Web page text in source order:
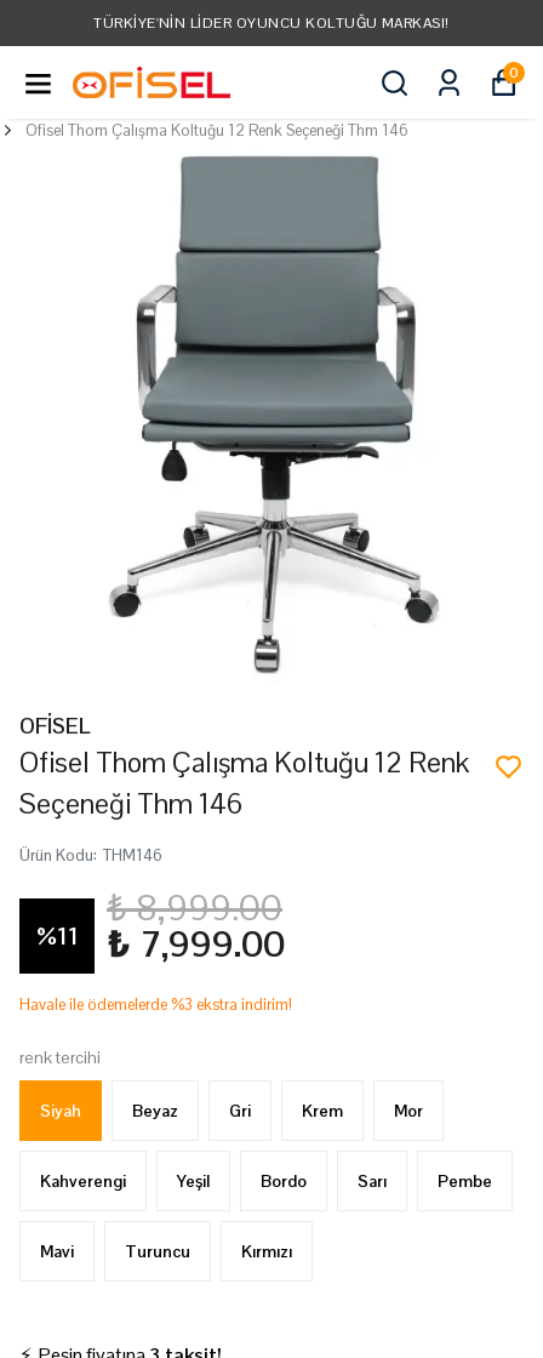
TÜRKIYE'NIN LIDER OYUNCU KOLTUĞU MARKASI!
0
Ofisel Thom Çalışma Koltuğu 12 Renk Seçeneği Thm 146
OFİSEL
Ofisel Thom Çalışma Koltuğu 12 Renk
Seçeneği Thm 146
Ürün Kodu: THM146
%11
₺ 8,999.00
₺ 7,999.00
Havale ile ödemelerde %3 ekstra indirim!
renk tercihi
Siyah Beyaz Gri Krem Mor
Kahverengi Yeşil Bordo Sarı Pembe
Mavi Turuncu Kırmızı